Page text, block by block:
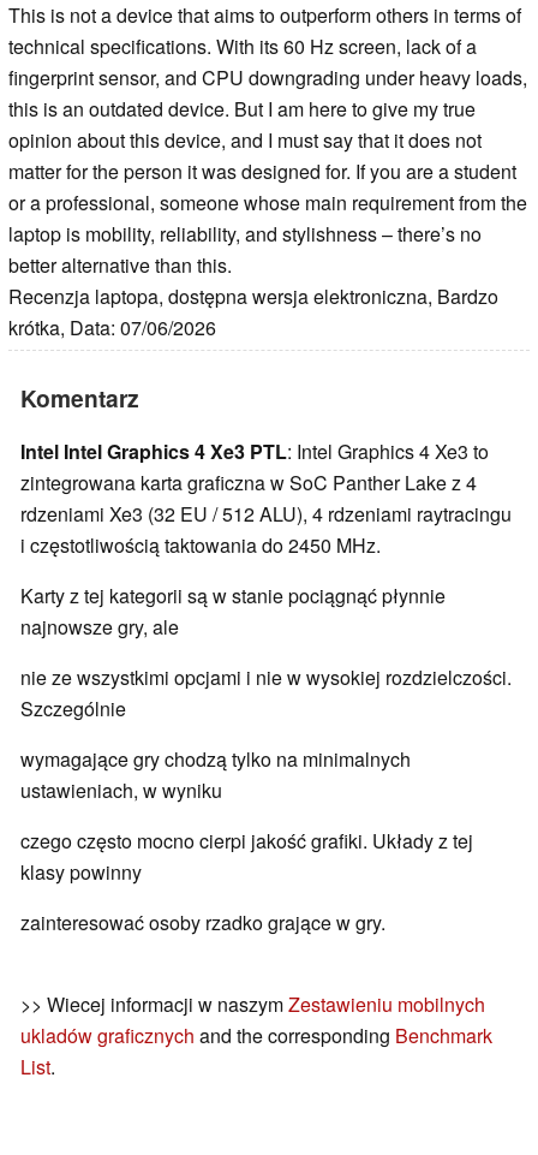
This is not a device that aims to outperform others in terms of
technical specifications. With its 60 Hz screen, lack of a
fingerprint sensor, and CPU downgrading under heavy loads,
this is an outdated device. But I am here to give my true
opinion about this device, and I must say that it does not
matter for the person it was designed for. If you are a student
or a professional, someone whose main requirement from the
laptop is mobility, reliability, and stylishness – there’s no
better alternative than this.
Recenzja laptopa, dostępna wersja elektroniczna, Bardzo
krótka, Data: 07/06/2026
Komentarz
Intel Intel Graphics 4 Xe3 PTL: Intel Graphics 4 Xe3 to
zintegrowana karta graficzna w SoC Panther Lake z 4
rdzeniami Xe3 (32 EU / 512 ALU), 4 rdzeniami raytracingu
i częstotliwością taktowania do 2450 MHz.
Karty z tej kategorii są w stanie pociągnąć płynnie
najnowsze gry, ale
nie ze wszystkimi opcjami i nie w wysokiej rozdzielczości.
Szczególnie
wymagające gry chodzą tylko na minimalnych
ustawieniach, w wyniku
czego często mocno cierpi jakość grafiki. Układy z tej
klasy powinny
zainteresować osoby rzadko grające w gry.
>> Wiecej informacji w naszymZestawieniu mobilnych
ukladów graficznych and the corresponding Benchmark
List.